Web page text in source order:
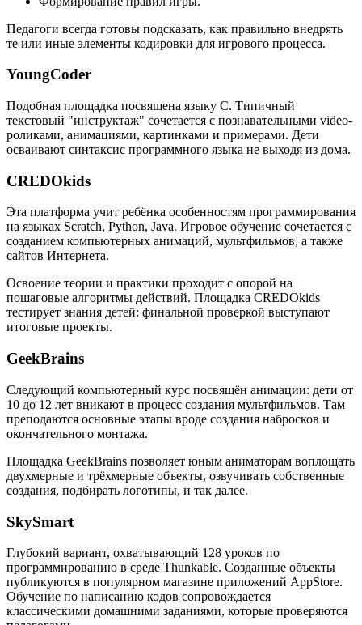
Педагоги всегда готовы подсказать, как правильно внедрять
те или иные элементы кодировки для игрового процесса.
YoungCoder
Подобная площадка посвящена языку C. Типичный
текстовый "инструктаж" сочетается с познавательными video-
роликами, анимациями, картинками и примерами. Дети
осваивают синтаксис программного языка не выходя из дома.
CREDOkids
Эта платформа учит ребёнка особенностям программирования
на языках Scratch, Python, Java. Игровое обучение сочетается с
созданием компьютерных анимаций, мультфильмов, а также
сайтов Интернета.
Освоение теории и практики проходит с опорой на
пошаговые алгоритмы действий. Площадка CREDOkids
тестирует знания детей: финальной проверкой выступают
итоговые проекты.
GeekBrains
Следующий компьютерный курс посвящён анимации: дети от
10 до 12 лет вникают в процесс создания мультфильмов. Там
преподаются основные этапы вроде создания набросков и
окончательного монтажа.
Площадка GeekBrains позволяет юным аниматорам воплощать
двухмерные и трёхмерные объекты, озвучивать собственные
создания, подбирать логотипы, и так далее.
SkySmart
Глубокий вариант, охватывающий 128 уроков по
программированию в среде Thunkable. Созданные объекты
публикуются в популярном магазине приложений AppStore.
Обучение по написанию кодов сопровождается
классическими домашними заданиями, которые проверяются